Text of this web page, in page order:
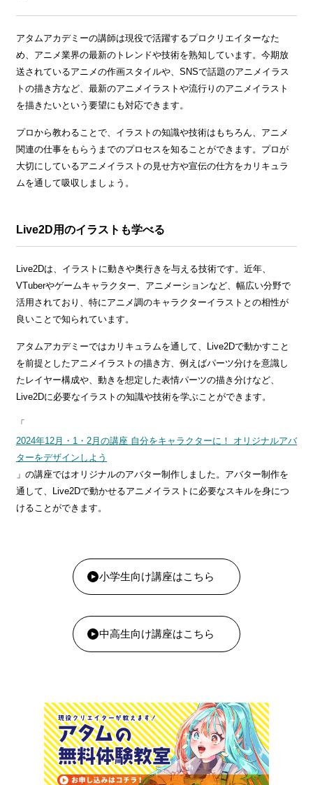
アタムアカデミーの講師は現役で活躍するプロクリエイターなた
め、アニメ業界の最新のトレンドや技術を熟知しています。今期放
送されているアニメの作画スタイルや、SNSで話題のアニメイラス
トの描き方など、最新のアニメイラストや流行りのアニメイラスト
を描きたいという要望にも対応できます。
プロから教わることで、イラストの知識や技術はもちろん、アニメ
関連の仕事をもらうまでのプロセスを知ることができます。プロが
大切にしているアニメイラストの見せ方や宣伝の仕方をカリキュラ
ムを通して吸収しましょう。
Live2D用のイラストも学べる
Live2Dは、イラストに動きや奥行きを与える技術です。近年、
VTuberやゲームキャラクター、アニメーションなど、幅広い分野で
活用されており、特にアニメ調のキャラクターイラストとの相性が
良いことで知られています。
アタムアカデミーではカリキュラムを通して、Live2Dで動かすこと
を前提としたアニメイラストの描き方、例えばパーツ分けを意識し
たレイヤー構成や、動きを想定した表情パーツの描き分けなど、
Live2Dに必要なイラストの知識や技術を学ぶことができます。
「
2024年12月・1・2月の講座 自分をキャラクターに！ オリジナルアバ
ターをデザインしよう
」の講座ではオリジナルのアバター制作しました。アバター制作を
通して、Live2Dで動かせるアニメイラストに必要なスキルを身につ
けることができます。
小学生向け講座はこちら
中高生向け講座はこちら